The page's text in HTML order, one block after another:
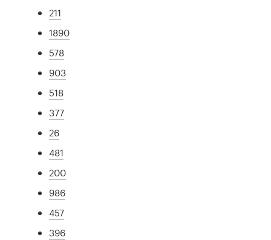
211
1890
578
903
518
377
26
481
200
986
457
396